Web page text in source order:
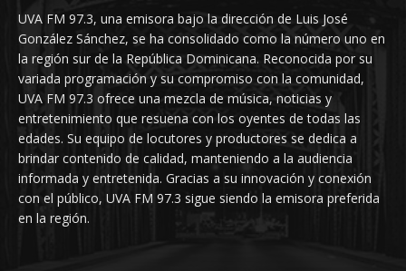
UVA FM 97.3, una emisora bajo la dirección de Luis José
González Sánchez, se ha consolidado como la número uno en
la región sur de la República Dominicana. Reconocida por su
variada programación y su compromiso con la comunidad,
UVA FM 97.3 ofrece una mezcla de música, noticias y
entretenimiento que resuena con los oyentes de todas las
edades. Su equipo de locutores y productores se dedica a
brindar contenido de calidad, manteniendo a la audiencia
informada y entretenida. Gracias a su innovación y conexión
con el público, UVA FM 97.3 sigue siendo la emisora preferida
en la región.